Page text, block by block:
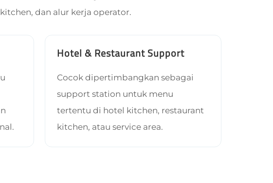
dan alur kerja operator.
Hotel & Restaurant Support
Cocok dipertimbangkan sebagai
support station untuk menu
tertentu di hotel kitchen, restaurant
kitchen, atau service area.